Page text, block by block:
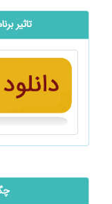
‬‬‬‬‬‬‬‬‬‬‬‬‬‬‬‬‬‬‬‬تاثیر